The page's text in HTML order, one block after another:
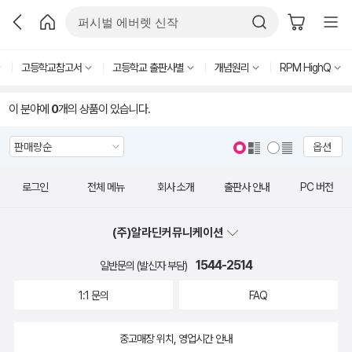
고등학교참고서 고등학교 출판사별 개념원리 RPM HighQ
이 분야에 0개의 상품이 있습니다.
옵션
로그인 전체 메뉴 회사 소개 출판사 안내 PC 버전
(주)알라딘커뮤니케이션
일반문의 (발신자 부담) 1544-2514
1:1 문의 FAQ
중고매장 위치, 영업시간 안내